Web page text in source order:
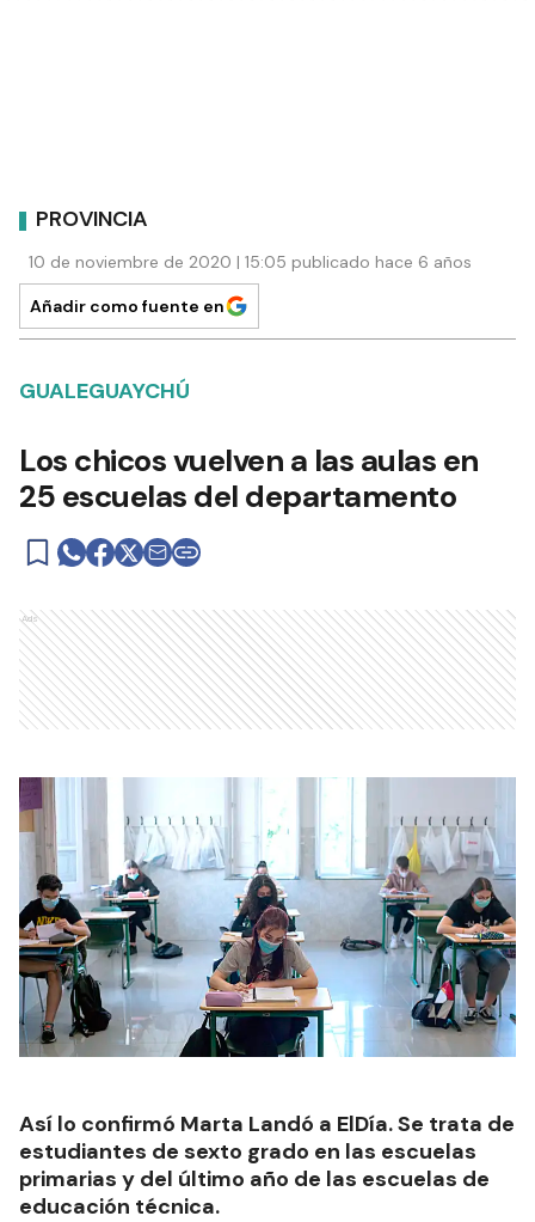
PROVINCIA
10 de noviembre de 2020 | 15:05 publicado hace 6 años
Añadir como fuente en
GUALEGUAYCHÚ
Los chicos vuelven a las aulas en
25 escuelas del departamento
Ads
Así lo confirmó Marta Landó a ElDía. Se trata de
estudiantes de sexto grado en las escuelas
primarias y del último año de las escuelas de
educación técnica.